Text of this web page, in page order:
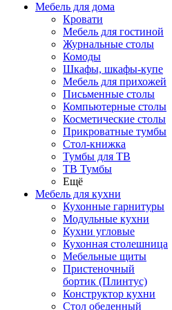
Мебель для дома
Кровати
Мебель для гостиной
Журнальные столы
Комоды
Шкафы, шкафы-купе
Мебель для прихожей
Письменные столы
Компьютерные столы
Косметические столы
Прикроватные тумбы
Стол-книжка
Тумбы для ТВ
ТВ Тумбы
Ещё
Мебель для кухни
Кухонные гарнитуры
Модульные кухни
Кухни угловые
Кухонная столешница
Мебельные щиты
Пристеночный
бортик (Плинтус)
Конструктор кухни
Стол обеденный